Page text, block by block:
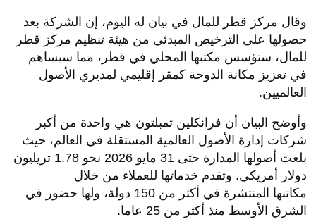
وقال مركز قطر للمال في بيان له اليوم، إن الشركة بعد
حصولها على الترخيص المبدئي من هيئة تنظيم مركز قطر
للمال، ستؤسس مكتبها المحلي في قطر، مما سيساهم
في تعزيز مكانة الدوحة كمقر إقليمي لمديري الأصول
العالميين.
وأوضح البيان أن فرانكلين تمبلتون هي واحدة من أكبر
شركات إدارة الأصول العالمية المستقلة في العالم، حيث
بلغت أصولها المدارة حتى 31 مايو 2026 نحو 1.78 تريليون
دولار أمريكي. وتقدم خدماتها للعملاء من خلال
مكاتبها المنتشرة في أكثر من 150 دولة، ولها حضور في
الشرق الأوسط منذ أكثر من 25 عاما.